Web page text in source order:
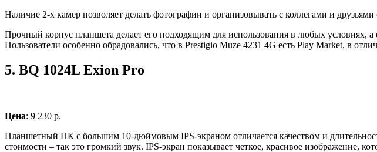
Наличие 2-х камер позволяет делать фотографии и организовывать с коллегами и
Прочный корпус планшета делает его подходящим для использования в любых условиях,
Пользователи особенно обрадовались, что в Prestigio Muze 4231 4G есть Play Market, в
5. BQ 1024L Exion Pro
Цена: 9 230 р.
Планшетный ПК с большим 10-дюймовым IPS-экраном отличается качеством и
стоимости – так это громкий звук. IPS-экран показывает четкое, красивое изображение,